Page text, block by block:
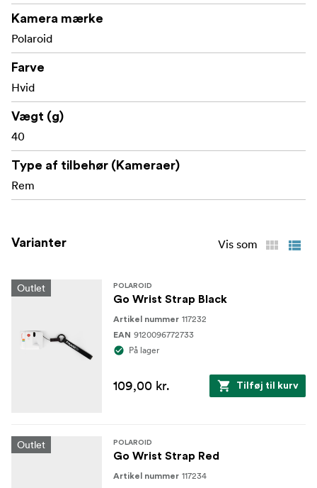
Kamera mærke
Polaroid
Farve
Hvid
Vægt (g)
40
Type af tilbehør (Kameraer)
Rem
Varianter Vis som
Outlet POLAROID
Go Wrist Strap Black
Artikel nummer 117232
EAN 9120096772733
På lager
109,00 kr. Tilføj til kurv
Outlet POLAROID
Go Wrist Strap Red
Artikel nummer 117234